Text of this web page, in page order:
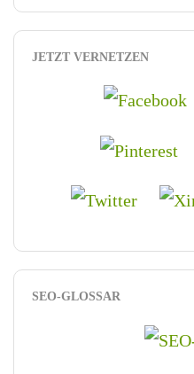
JETZT VERNETZEN
SEO-GLOSSAR